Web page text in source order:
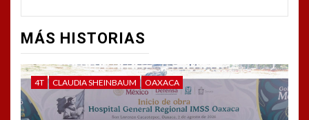
MÁS HISTORIAS
4T CLAUDIA SHEINBAUM OAXACA